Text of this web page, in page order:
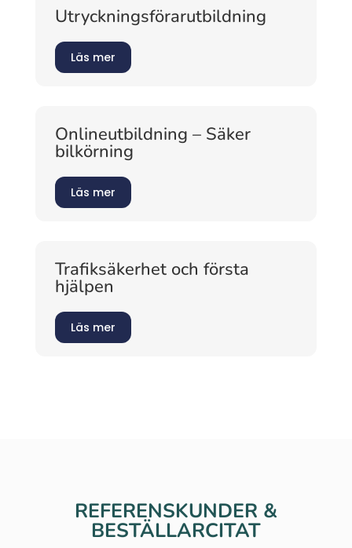
Utryckningsförarutbildning
Läs mer
Onlineutbildning – Säker
bilkörning
Läs mer
Trafiksäkerhet och första
hjälpen
Läs mer
REFERENSKUNDER &
BESTÄLLARCITAT